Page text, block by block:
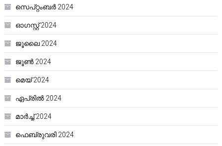
സെപ്റ്റംബർ 2024
ഓഗസ്റ്റ്‌ 2024
ജൂലൈ 2024
ജൂൺ 2024
മെയ്‌ 2024
ഏപ്രിൽ 2024
മാർച്ച്‌ 2024
ഫെബ്രുവരി 2024